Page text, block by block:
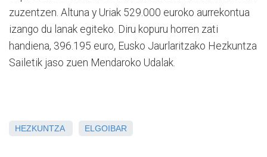
zuzentzen. Altuna y Uriak 529.000 euroko aurrekontua
izango du lanak egiteko. Diru kopuru horren zati
handiena, 396.195 euro, Eusko Jaurlaritzako Hezkuntza
Sailetik jaso zuen Mendaroko Udalak.
HEZKUNTZA ELGOIBAR